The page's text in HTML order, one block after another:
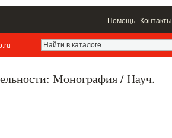
Помощь Контакты
Монография / Науч.